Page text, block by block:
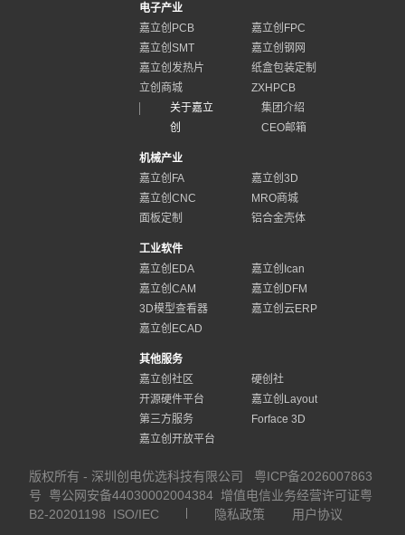
电子产业
嘉立创PCB
嘉立创FPC
嘉立创SMT
嘉立创钢网
嘉立创发热片
纸盒包装定制
立创商城
ZXHPCB
关于嘉立
创
集团介绍
CEO邮箱
机械产业
嘉立创FA
嘉立创3D
嘉立创CNC
MRO商城
面板定制
铝合金壳体
工业软件
嘉立创EDA
嘉立创Ican
嘉立创CAM
嘉立创DFM
3D模型查看器
嘉立创云ERP
嘉立创ECAD
其他服务
嘉立创社区
硬创社
开源硬件平台
嘉立创Layout
第三方服务
Forface 3D
嘉立创开放平台
版权所有 - 深圳创电优选科技有限公司
粤ICP备2026007863
号
粤公网安备44030002004384 增值电信业务经营许可证粤
B2-20201198
ISO/IEC 隐私政策 用户协议